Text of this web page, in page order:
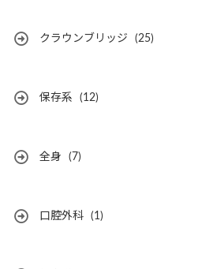
クラウンブリッジ (25)
保存系 (12)
全身 (7)
口腔外科 (1)